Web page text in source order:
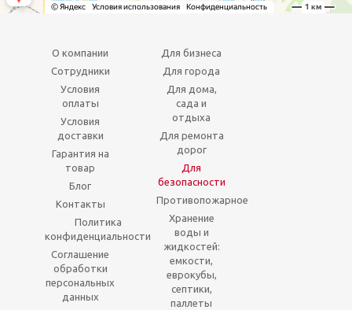
О компании
Сотрудники
Условия
оплаты
Условия
доставки
Гарантия на
товар
Блог
Контакты
Политика
конфиденциальности
Соглашение
обработки
персональных
данных
Для бизнеса
Для города
Для дома,
сада и
отдыха
Для ремонта
дорог
Для
безопасности
Противопожарное
Хранение
воды и
жидкостей:
емкости,
еврокубы,
септики,
паллеты